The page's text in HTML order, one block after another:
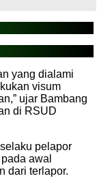
yang dialami
visum
ujar Bambang
di RSUD
pelapor
awal
dari terlapor.